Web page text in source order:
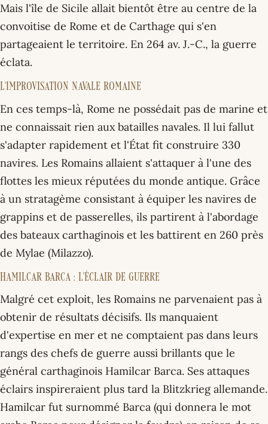
Mais l'île de Sicile allait bientôt être au centre de la
convoitise de Rome et de Carthage qui s'en
partageaient le territoire. En 264 av. J.-C., la guerre
éclata.
L'improvisation navale romaine
En ces temps-là, Rome ne possédait pas de marine et
ne connaissait rien aux batailles navales. Il lui fallut
s'adapter rapidement et l'État fit construire 330
navires. Les Romains allaient s'attaquer à l'une des
flottes les mieux réputées du monde antique. Grâce
à un stratagème consistant à équiper les navires de
grappins et de passerelles, ils partirent à l'abordage
des bateaux carthaginois et les battirent en 260 près
de Mylae (Milazzo).
Hamilcar Barca : l'éclair de guerre
Malgré cet exploit, les Romains ne parvenaient pas à
obtenir de résultats décisifs. Ils manquaient
d'expertise en mer et ne comptaient pas dans leurs
rangs des chefs de guerre aussi brillants que le
général carthaginois Hamilcar Barca. Ses attaques
éclairs inspireraient plus tard la Blitzkrieg allemande.
Hamilcar fut surnommé Barca (qui donnera le mot